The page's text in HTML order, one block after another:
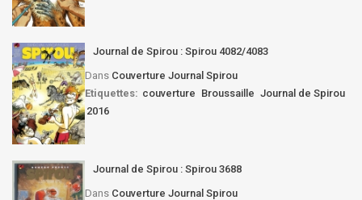
Journal de Spirou : Spirou 4082/4083
Dans Couverture Journal Spirou
Etiquettes: couverture Broussaille Journal de Spirou
2016
Journal de Spirou : Spirou 3688
Dans Couverture Journal Spirou